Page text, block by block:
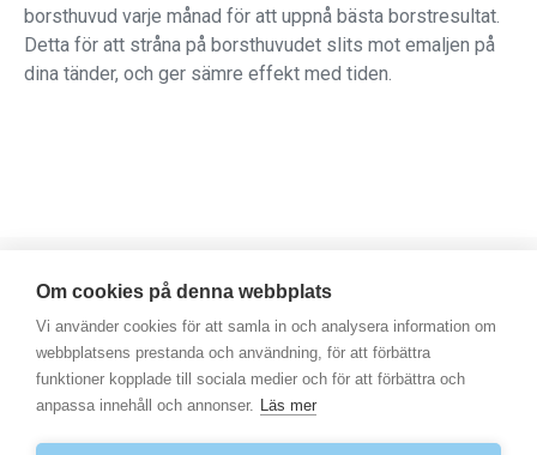
borsthuvud varje månad för att uppnå bästa borstresultat.
Detta för att stråna på borsthuvudet slits mot emaljen på
dina tänder, och ger sämre effekt med tiden.
© 2025 Scandinavian Good Business AB
-Integritetspolicy
Om cookies på denna webbplats
Vi använder cookies för att samla in och analysera information om
webbplatsens prestanda och användning, för att förbättra
funktioner kopplade till sociala medier och för att förbättra och
anpassa innehåll och annonser. Läs mer